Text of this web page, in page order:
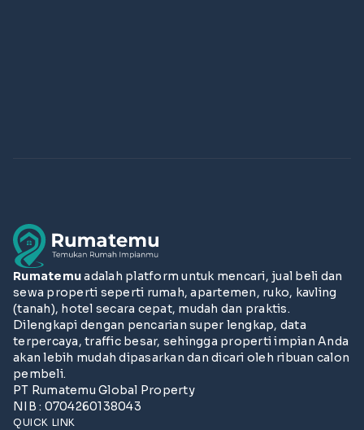
Rumatemuadalah platform untuk mencari, jual beli dan
sewa properti seperti rumah, apartemen, ruko, kavling
(tanah), hotel secara cepat, mudah dan praktis.
Dilengkapi dengan pencarian super lengkap, data
terpercaya, traffic besar, sehingga properti impian Anda
akan lebih mudah dipasarkan dan dicari oleh ribuan calon
pembeli.
PT Rumatemu Global Property
NIB : 0704260138043
QUICK LINK